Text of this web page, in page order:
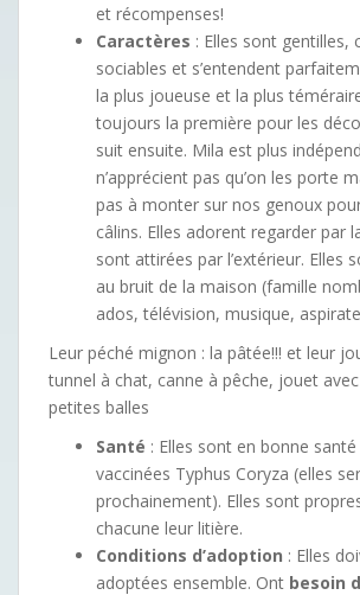
et récompenses!
Caractères : Elles sont gentilles,
sociables et s’entendent
la plus joueuse et la plus
toujours la première pour les
suit ensuite. Mila est plus
n’apprécient pas qu’on les porte
pas à monter sur nos genoux
câlins. Elles adorent regarder par
sont attirées par l’extérieur. Elles
au bruit de la maison (famille
ados, télévision, musique,
Leur péché mignon : la pâtée!!! et leur
tunnel à chat, canne à pêche, jouet
petites balles
Santé : Elles sont en bonne
vaccinées Typhus Coryza (elles
prochainement). Elles sont
chacune leur litière.
Conditions d’adoption : Elles
adoptées ensemble. Ont besoin